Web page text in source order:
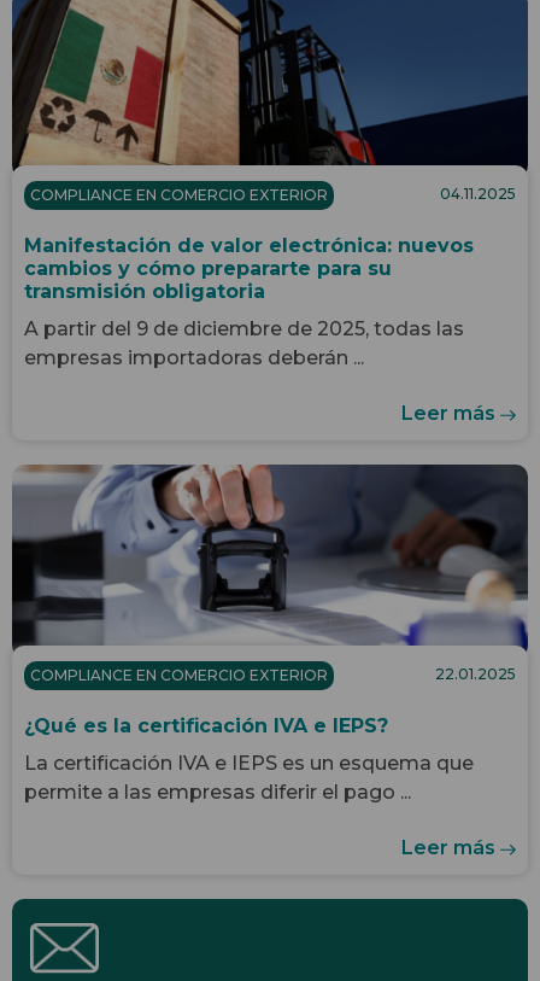
COMPLIANCE EN COMERCIO EXTERIOR 04.11.2025
Manifestación de valor electrónica: nuevos
cambios y cómo prepararte para su
transmisión obligatoria
A partir del 9 de diciembre de 2025, todas las
empresas importadoras deberán ...
Leer más
COMPLIANCE EN COMERCIO EXTERIOR 22.01.2025
¿Qué es la certificación IVA e IEPS?
La certificación IVA e IEPS es un esquema que
permite a las empresas diferir el pago ...
Leer más